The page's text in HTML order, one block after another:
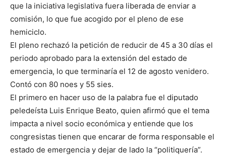
que la iniciativa legislativa fuera liberada de enviar a
comisión, lo que fue acogido por el pleno de ese
hemiciclo.
El pleno rechazó la petición de reducir de 45 a 30 días el
periodo aprobado para la extensión del estado de
emergencia, lo que terminaría el 12 de agosto venidero.
Contó con 80 noes y 55 sies.
El primero en hacer uso de la palabra fue el diputado
peledeísta Luis Enrique Beato, quien afirmó que el tema
impacta a nivel socio económica y entiende que los
congresistas tienen que encarar de forma responsable el
estado de emergencia y dejar de lado la “politiquería”.